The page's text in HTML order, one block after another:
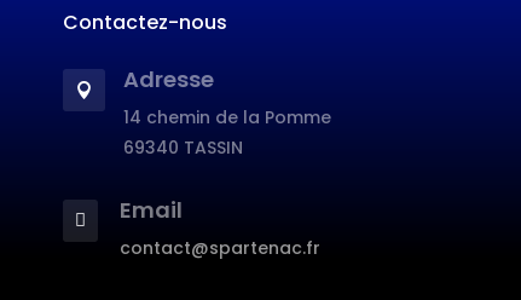
Contactez-nous
 Adresse
14 chemin de la Pomme
69340 TASSIN
 Email
contact@spartenac.fr